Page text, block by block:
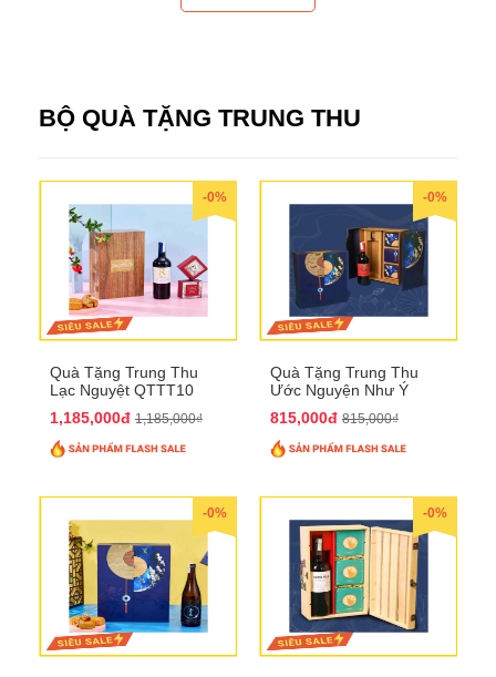
BỘ QUÀ TẶNG TRUNG THU
-0%
Quà Tặng Trung Thu
Lạc Nguyệt QTTT10
1,185,000đ 1,185,000₫
-0%
Quà Tặng Trung Thu
Ước Nguyện Như Ý
815,000đ 815,000₫
-0% -0%